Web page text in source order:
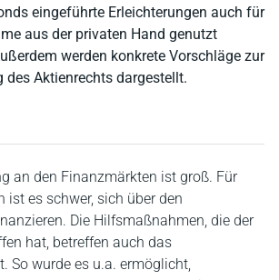
eingeführte Erleichterungen auch für
aus der privaten Hand genutzt
werden konkrete Vorschläge zur
des Aktienrechts dargestellt.
an den Finanzmärkten ist groß. Für
ist es schwer, sich über den
Die Hilfsmaßnahmen, die der
hat, betreffen auch das
So wurde es u.a. ermöglicht,